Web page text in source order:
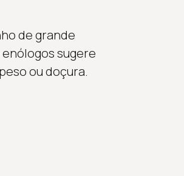
de grande
sugere
ou doçura.